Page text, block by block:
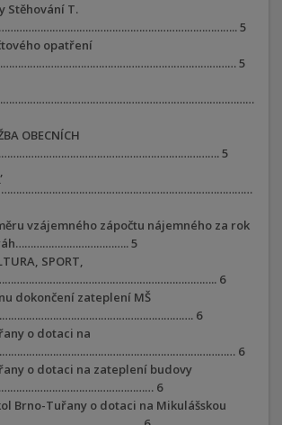
Stěhování T.
5
opatření
5
OBECNÍCH
5
vzájemného zápočtu nájemného za rok
5
SPORT,
6
dokončení zateplení MŠ
6
o dotaci na
6
o dotaci na zateplení budovy
6
Brno-Tuřany o dotaci na Mikulášskou